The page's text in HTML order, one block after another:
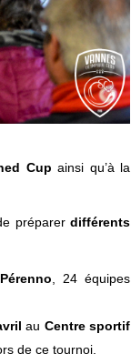
Cup ainsi qu’à la
préparerdifférents
, 24 équipes
au Centre sportif
de ce tournoi.